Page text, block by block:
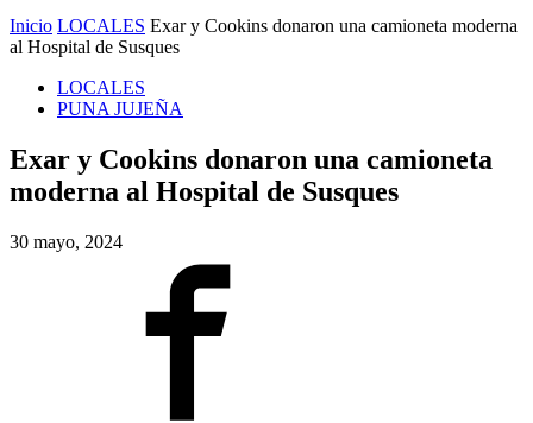
Inicio LOCALES Exar y Cookins donaron una camioneta moderna
al Hospital de Susques
LOCALES
PUNA JUJEÑA
Exar y Cookins donaron una camioneta
moderna al Hospital de Susques
30 mayo, 2024